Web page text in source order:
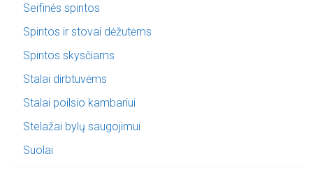
Seifinės spintos
Spintos ir stovai dėžutėms
Spintos skysčiams
Stalai dirbtuvėms
Stalai poilsio kambariui
Stelažai bylų saugojimui
Suolai